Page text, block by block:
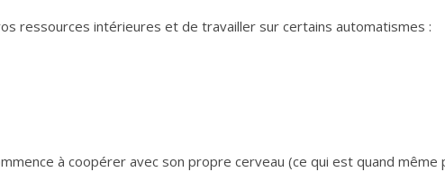
ressources intérieures et de travailler sur certains automatismes :
à coopérer avec son propre cerveau (ce qui est quand même